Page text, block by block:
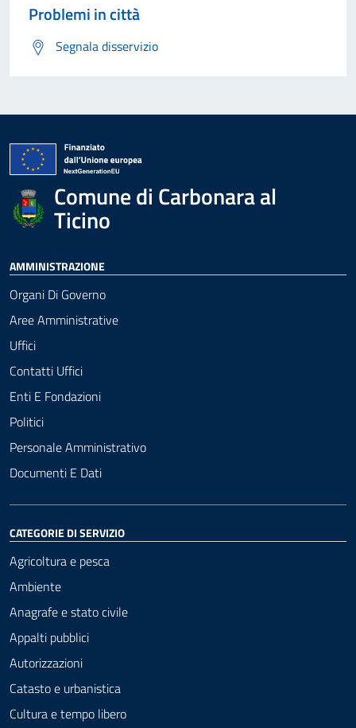
Problemi in città
Segnala disservizio
Comune di Carbonara al
Ticino
AMMINISTRAZIONE
Organi Di Governo
Aree Amministrative
Uffici
Contatti Uffici
Enti E Fondazioni
Politici
Personale Amministrativo
Documenti E Dati
CATEGORIE DI SERVIZIO
Agricoltura e pesca
Ambiente
Anagrafe e stato civile
Appalti pubblici
Autorizzazioni
Catasto e urbanistica
Cultura e tempo libero